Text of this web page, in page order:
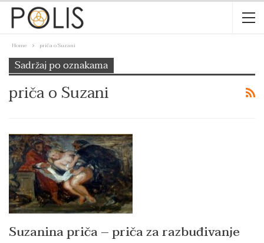
Home priča o Suzani
Sadržaj po oznakama
priča o Suzani
Suzanina priča – priča za razbuđivanje